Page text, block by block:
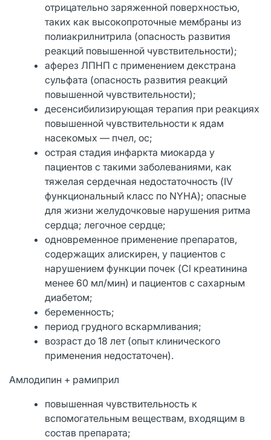
отрицательно заряженной поверхностью,
таких как высокопроточные мембраны из
полиакрилнитрила (опасность развития
реакций повышенной чувствительности);
аферез ЛПНП с применением декстрана
сульфата (опасность развития реакций
повышенной чувствительности);
десенсибилизирующая терапия при реакциях
повышенной чувствительности к ядам
насекомых — пчел, ос;
острая стадия инфаркта миокарда у
пациентов с такими заболеваниями, как
тяжелая сердечная недостаточность (IV
функциональный класс по NYHA); опасные
для жизни желудочковые нарушения ритма
сердца; легочное сердце;
одновременное применение препаратов,
содержащих алискирен, у пациентов с
нарушением функции почек (Cl креатинина
менее 60 мл/мин) и пациентов с сахарным
диабетом;
беременность;
период грудного вскармливания;
возраст до 18 лет (опыт клинического
применения недостаточен).
Амлодипин + рамиприл
повышенная чувствительность к
вспомогательным веществам, входящим в
состав препарата;